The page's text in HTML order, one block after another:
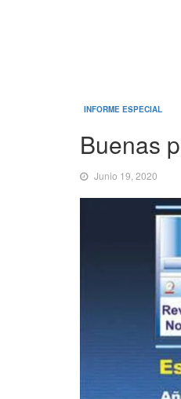
INFORME ESPECIAL
Buenas
Junio 19, 2020